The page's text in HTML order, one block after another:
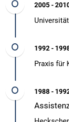
2005 -
1992 -
Praxis für
1988 -